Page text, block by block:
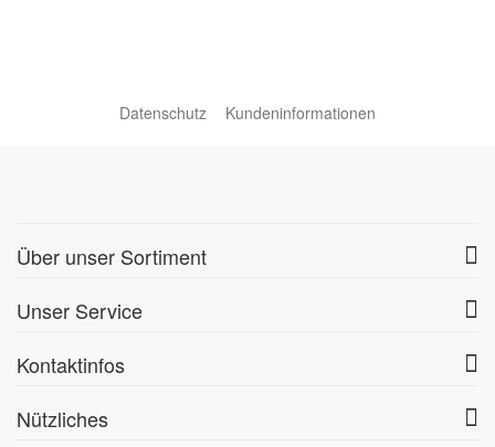
Datenschutz Kundeninformationen
Über unser Sortiment
Unser Service
Kontaktinfos
Nützliches